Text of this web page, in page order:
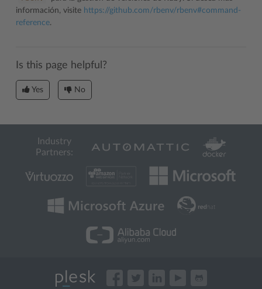
información, visite https://github.com/rbenv/rbenv#command-
reference.
Is this page helpful?
Yes No
Industry
Partners: